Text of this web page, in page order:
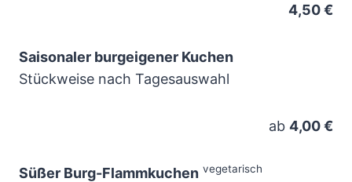
4,50 €
Saisonaler burgeigener Kuchen
Stückweise nach Tagesauswahl
ab 4,00 €
Süßer Burg-Flammkuchen vegetarisch